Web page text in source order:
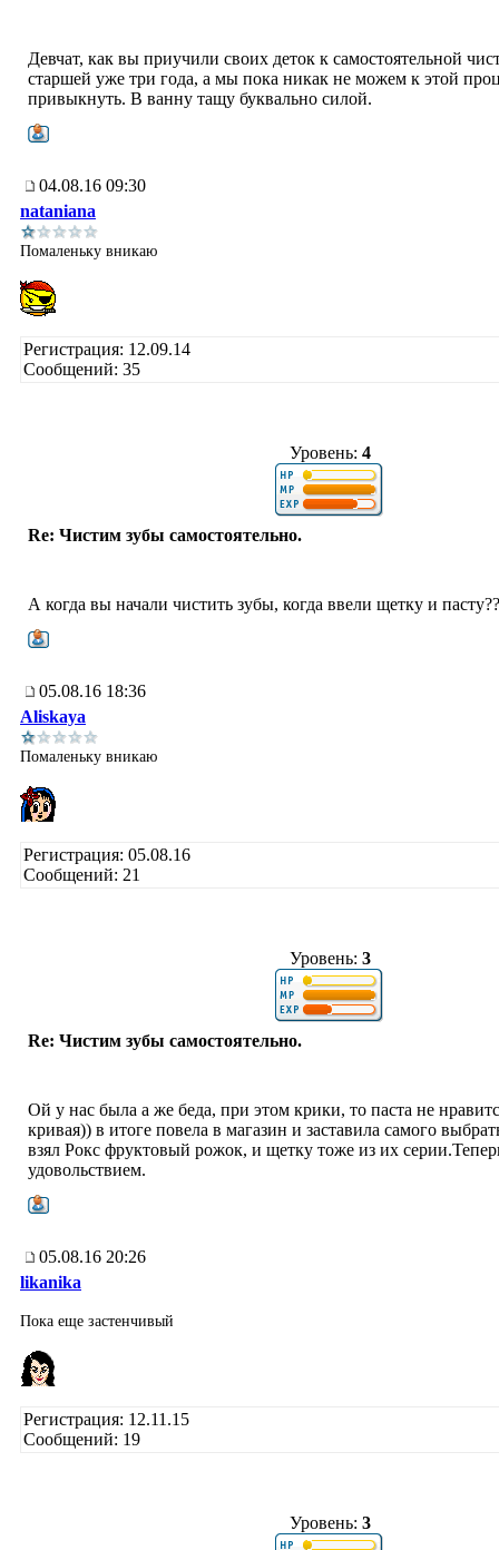
Девчат, как вы приучили своих деток к самостоятельной
старшей уже три года, а мы пока никак не можем к этой
привыкнуть. В ванну тащу буквально силой.
04.08.16 09:30
nataniana
Помаленьку вникаю
Регистрация: 12.09.14
Сообщений: 35
Уровень: 4
Re: Чистим зубы самостоятельно.
А когда вы начали чистить зубы, когда ввели щетку и пасту??
05.08.16 18:36
Aliskaya
Помаленьку вникаю
Регистрация: 05.08.16
Сообщений: 21
Уровень: 3
Re: Чистим зубы самостоятельно.
Ой у нас была а же беда, при этом крики, то паста не
кривая)) в итоге повела в магазин и заставила самого
взял Рокс фруктовый рожок, и щетку тоже из их
удовольствием.
05.08.16 20:26
likanika
Пока еще застенчивый
Регистрация: 12.11.15
Сообщений: 19
Уровень: 3